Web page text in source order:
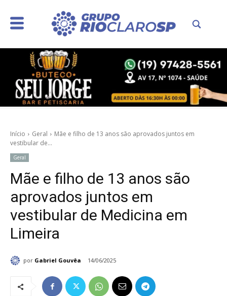
Início Geral
Mãe e filho de 13 anos são aprovados juntos em
vestibular de...
Geral
Mãe e filho de 13 anos são
aprovados juntos em
vestibular de Medicina em
Limeira
por Gabriel Gouvêa 14/06/2025